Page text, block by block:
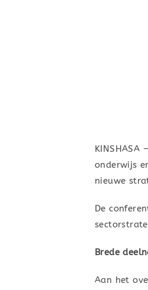
onderwijs
nieuwe
De
Brede
Aan het